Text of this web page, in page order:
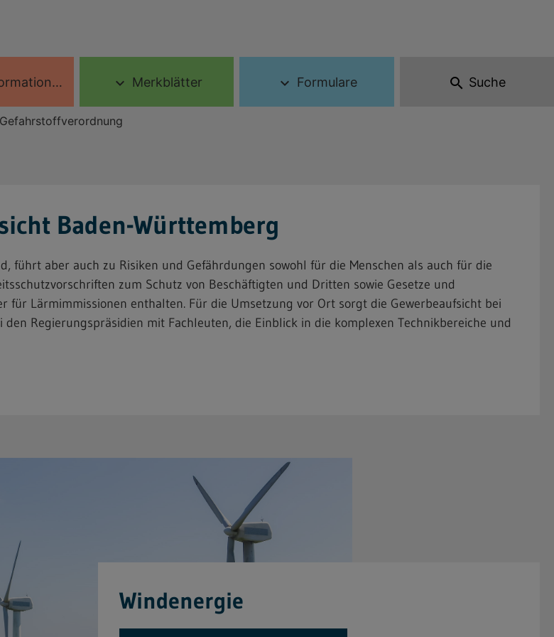
expand_more Merkblätter expand_more Formulare search Suche
Baden-Württemberg
führt aber auch zu Risiken und Gefährdungen sowohl für die Menschen als auch für die
zum Schutz von Beschäftigten und Dritten sowie Gesetze und
für Lärmimmissionen enthalten. Für die Umsetzung vor Ort sorgt die Gewerbeaufsicht bei
Regierungspräsidien mit Fachleuten, die Einblick in die komplexen Technikbereiche und
Windenergie